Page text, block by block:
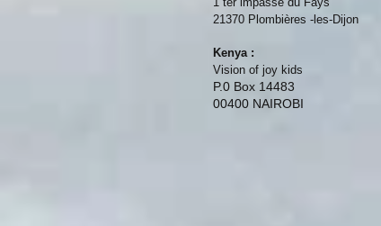
21370 Plombières -les-Dijon
Kenya :
Vision of joy kids
P.0 Box 14483
00400 NAIROBI